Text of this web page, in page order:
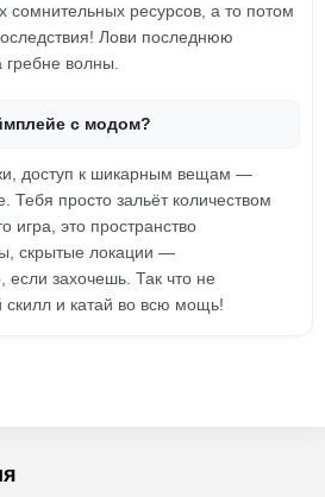
сомнительных ресурсов, а то потом
Лови последнюю
волны.
с модом?
доступ к шикарным вещам —
Тебя просто зальёт количеством
игра, это пространство
скрытые локации —
если захочешь. Так что не
скилл и катай во всю мощь!